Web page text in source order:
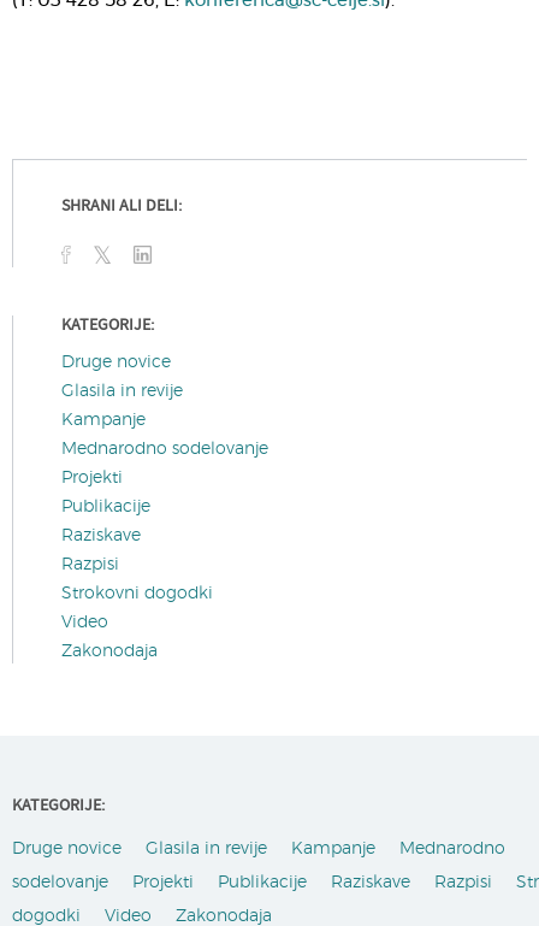
SHRANI ALI DELI:
KATEGORIJE:
Druge novice
Glasila in revije
Kampanje
Mednarodno sodelovanje
Projekti
Publikacije
Raziskave
Razpisi
Strokovni dogodki
Video
Zakonodaja
KATEGORIJE:
Druge novice Glasila in revije Kampanje
Mednarodno
sodelovanje
Projekti Publikacije Raziskave Razpisi
dogodki
Video Zakonodaja